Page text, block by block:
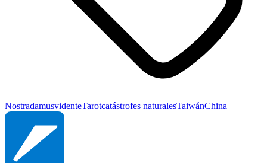
NostradamusvidenteTarotcatástrofes naturalesTaiwánChina